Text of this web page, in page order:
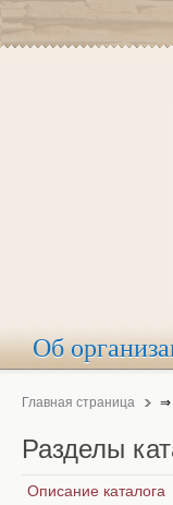
Об
Главная страница ⇒
Разделы
Описание каталога